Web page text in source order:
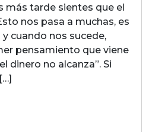
más tarde sientes que el
nos pasa a muchas, es
cuando nos sucede,
pensamiento que viene
dinero no alcanza”. Si